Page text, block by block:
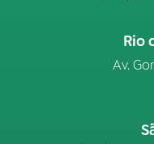
Rio
Av.